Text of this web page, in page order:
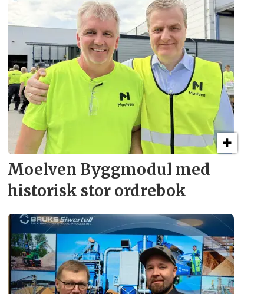
Moelven Byggmodul med
historisk stor ordrebok